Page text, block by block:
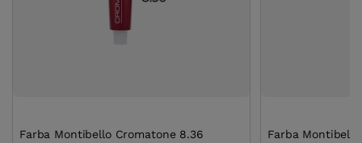
Farba Montibello Cromatone 8.36
Farba